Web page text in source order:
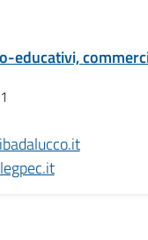
educativi,